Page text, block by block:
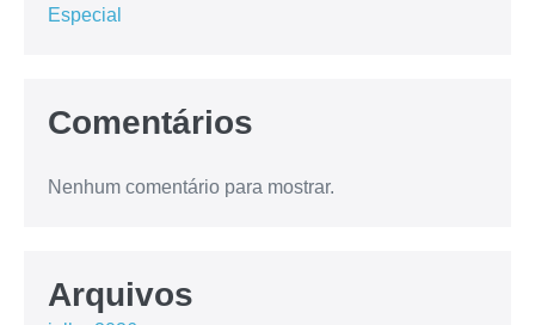
Especial
Comentários
Nenhum comentário para mostrar.
Arquivos